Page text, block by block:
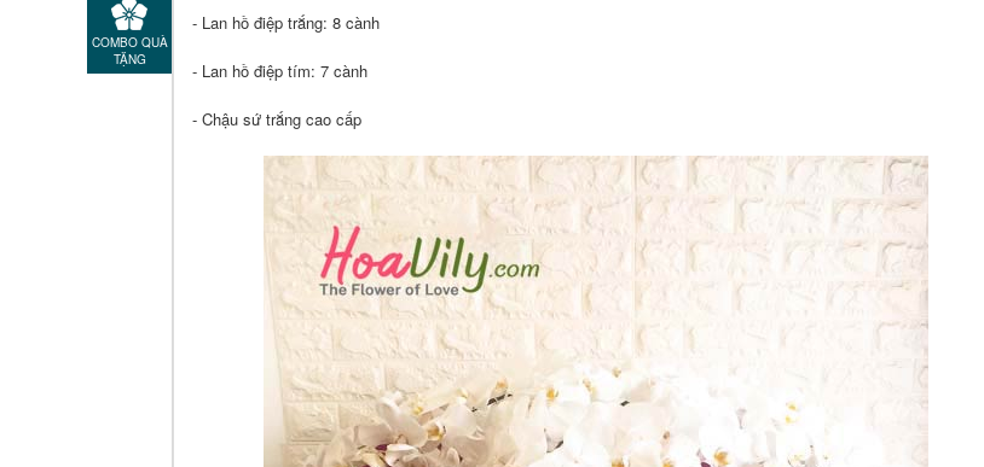
COMBO QUÀ
TẶNG
- Lan hồ điệp trắng: 8 cành
- Lan hồ điệp tím: 7 cành
- Chậu sứ trắng cao cấp